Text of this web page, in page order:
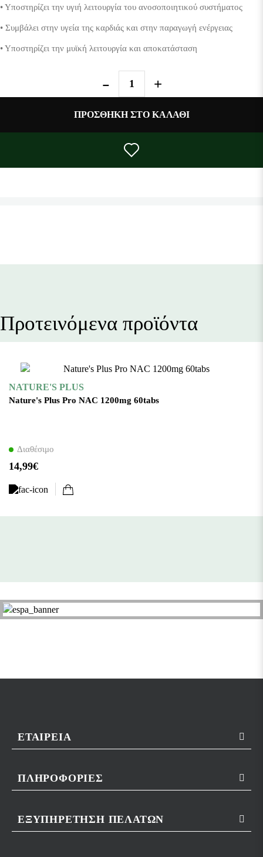
• Υποστηρίζει την υγιή λειτουργία του ανοσοποιητικού συστήματος
• Συμβάλει στην υγεία της καρδιάς και στην παραγωγή ενέργειας
• Υποστηρίζει την μυϊκή λειτουργία και αποκατάσταση
ΠΡΟΣΘΉΚΗ ΣΤΟ ΚΑΛΆΘΙ
Προτεινόμενα προϊόντα
NATURE'S PLUS
Nature's Plus Pro NAC 1200mg 60tabs
Διαθέσιμο
14,99€
ΕΤΑΙΡΕΊΑ
ΠΛΗΡΟΦΟΡΊΕΣ
ΕΞΥΠΗΡΈΤΗΣΗ ΠΕΛΑΤΏΝ